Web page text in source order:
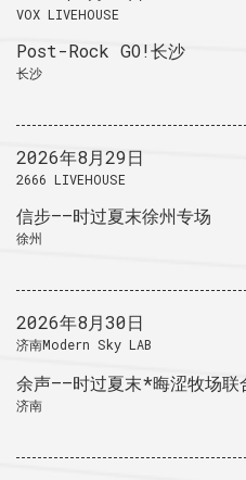
VOX LIVEHOUSE
Post-Rock GO!长沙
长沙
2026年8月29日
2666 LIVEHOUSE
信步——时过夏末徐州专场
徐州
2026年8月30日
济南Modern Sky LAB
余声——时过夏末*晦涩牧场联
济南